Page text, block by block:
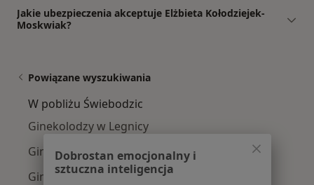
Jakie ubezpieczenia akceptuje Elżbieta Kołodziejek-
Moskwiak?
Powiązane wyszukiwania
W pobliżu Świebodzic
Ginekolodzy w Legnicy
Ginekolodzy w Wałbrzychu
Ginekolodzy w Jeleniej Górze
Dobrostan emocjonalny i
sztuczna inteligencja